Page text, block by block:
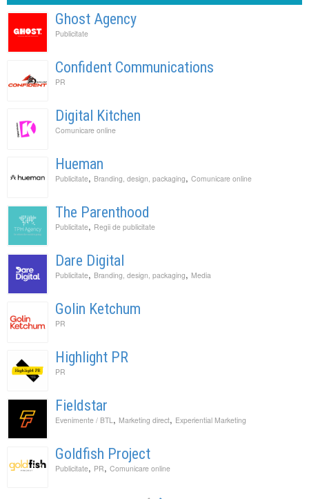
Ghost Agency
Publicitate
Confident Communications
PR
Digital Kitchen
Comunicare online
Hueman
Publicitate, Branding, design, packaging, Comunicare online
The Parenthood
Publicitate, Regii de publicitate
Dare Digital
Publicitate, Branding, design, packaging, Media
Golin Ketchum
PR
Highlight PR
PR
Fieldstar
Evenimente / BTL , Marketing direct, Experiential Marketing
Goldfish Project
Publicitate, PR, Comunicare online